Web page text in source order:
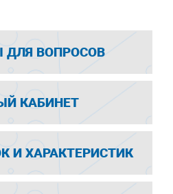
ДЛЯ ВОПРОСОВ
КАБИНЕТ
И ХАРАКТЕРИСТИК